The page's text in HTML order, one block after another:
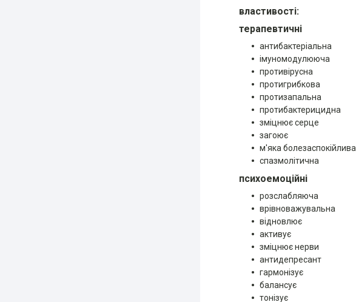
властивості:
терапевтичні
антибактеріальна
імуномодулююча
противірусна
протигрибкова
протизапальна
протибактерицидна
зміцнює серце
загоює
м'яка болезаспокійлива
спазмолітична
психоемоційні
розслабляюча
врівноважувальна
відновлює
активує
зміцнює нерви
антидепресант
гармонізує
балансує
тонізує